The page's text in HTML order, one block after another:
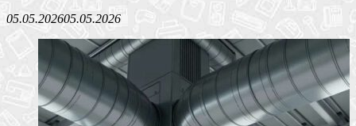
05.05.202605.05.2026